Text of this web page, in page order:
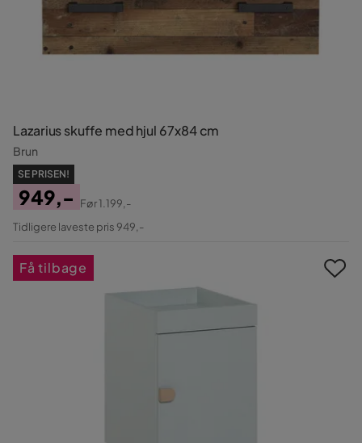
Lazarius skuffe med hjul 67x84 cm
Brun
SE PRISEN!
Pris
949,-
Original
Før1.199,-
Tidligere laveste pris 949,-
Få tilbage